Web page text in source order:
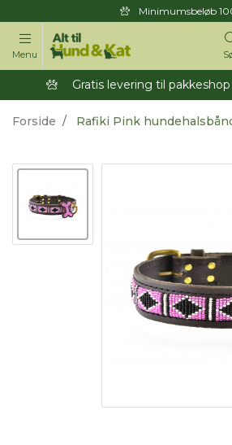
Minimumsbeløb
Menu
Gratis levering til
Forside Rafiki Pink